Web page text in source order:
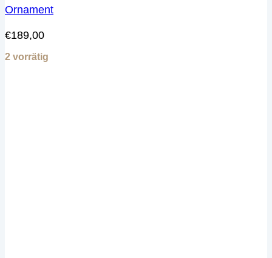
Ornament
€189,00
2 vorrätig